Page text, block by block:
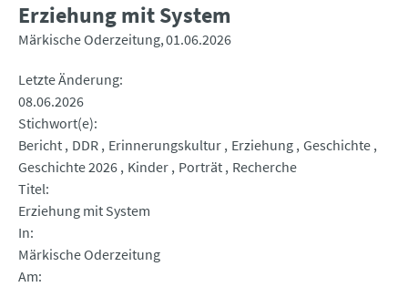
Erziehung mit System
Märkische Oderzeitung 01.06.2026
Letzte Änderung
08.06.2026
Stichwort(e)
Bericht DDR Erinnerungskultur Erziehung Geschichte
Geschichte 2026 Kinder Porträt Recherche
Titel
Erziehung mit System
In
Märkische Oderzeitung
Am